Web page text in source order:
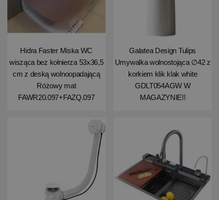
Hidra Faster Miska WC
wisząca bez kołnierza 53x36,5
cm z deską wolnoopadającą
Różowy mat
FAWR20.097+FAZQ.097
Galatea Design Tulips
Umywalka wolnostojąca ∅42 z
korkiem klik klak white
GDLT054AGW W
MAGAZYNIE!!